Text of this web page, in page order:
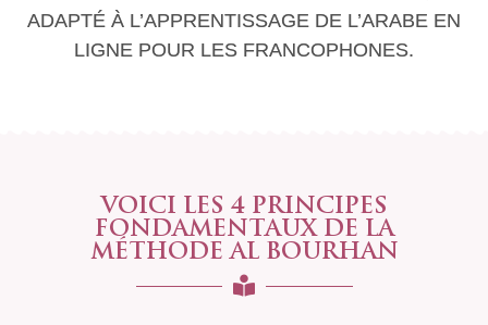
ADAPTÉ À L’APPRENTISSAGE DE L’ARABE EN
LIGNE POUR LES FRANCOPHONES.
VOICI LES 4 PRINCIPES
FONDAMENTAUX DE LA
MÉTHODE AL BOURHAN